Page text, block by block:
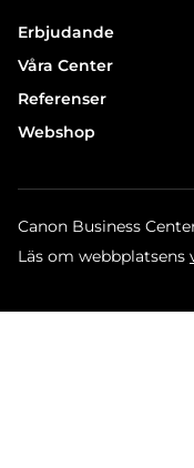
Erbjudande
Våra Center
Referenser
Webshop
Canon Business
Läs om webbplatsens